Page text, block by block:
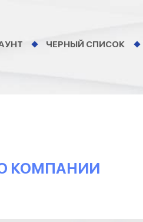
ЧЕРНЫЙ СПИСОК
КОМПАНИИ